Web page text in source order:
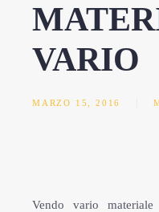
VARIO
MARZO 15, 2016
Vendo vario materiale